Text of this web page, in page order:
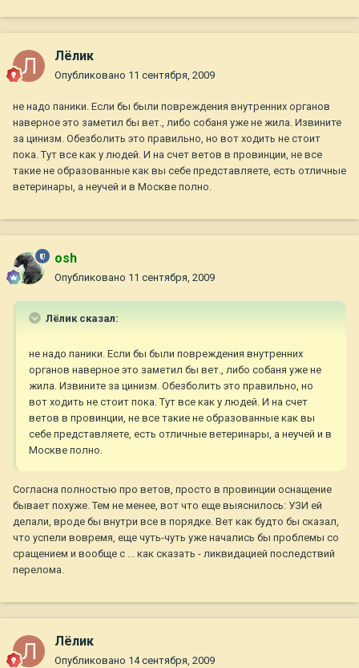
Лёлик
Опубликовано 11 сентября, 2009
не надо паники. Если бы были повреждения внутренних органов
наверное это заметил бы вет., либо собаня уже не жила. Извините
за цинизм. Обезболить это правильно, но вот ходить не стоит
пока. Тут все как у людей. И на счет ветов в провинции, не все
такие не образованные как вы себе представляете, есть отличные
ветеринары, а неучей и в Москве полно.
osh
Опубликовано 11 сентября, 2009
Лёлик сказал:
не надо паники. Если бы были повреждения внутренних
органов наверное это заметил бы вет., либо собаня уже не
жила. Извините за цинизм. Обезболить это правильно, но
вот ходить не стоит пока. Тут все как у людей. И на счет
ветов в провинции, не все такие не образованные как вы
себе представляете, есть отличные ветеринары, а неучей и в
Москве полно.
Согласна полностью про ветов, просто в провинции оснащение
бывает похуже. Тем не менее, вот что еще выяснилось: УЗИ ей
делали, вроде бы внутри все в порядке. Вет как будто бы сказал,
что успели вовремя, еще чуть-чуть уже начались бы проблемы со
сращением и вообще с ... как сказать - ликвидацией последствий
перелома.
Лёлик
Опубликовано 14 сентября, 2009